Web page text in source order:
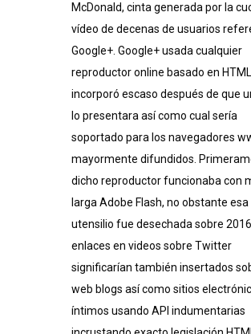
McDonald, cinta generada por la
vídeo de decenas de usuarios
Google+. Google+ usada cualquier
reproductor online basado en
incorporó escaso después de que
lo presentara así­ como cual serí­a
soportado para los navegadores
mayormente difundidos.
dicho reproductor funcionaba con
larga Adobe Flash, no obstante esa
utensilio fue desechada sobre
enlaces en videos sobre Twitter
significarían también insertados
web blogs así­ como sitios
íntimos usando API indumentarias